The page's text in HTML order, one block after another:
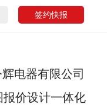
签约快报
电器有限公司
价设计一体化